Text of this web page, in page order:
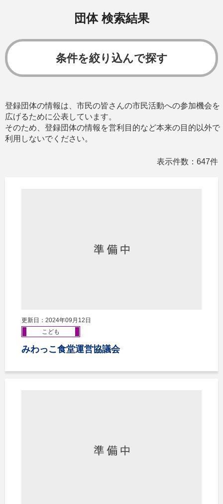
団体 検索結果
条件を絞り込んで探す
登録団体の情報は、市民の皆さんの市民活動への参加機会を
広げるために公表しています。
そのため、登録団体の情報を営利目的など本来の目的以外で
利用しないでください。
表示件数：647件
更新日：2024年09月12日
こども
みわっこ食堂運営協議会